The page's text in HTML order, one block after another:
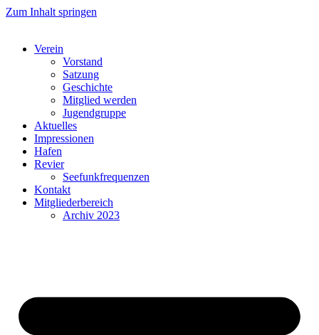
Zum Inhalt springen
Verein
Vorstand
Satzung
Geschichte
Mitglied werden
Jugendgruppe
Aktuelles
Impressionen
Hafen
Revier
Seefunkfrequenzen
Kontakt
Mitgliederbereich
Archiv 2023